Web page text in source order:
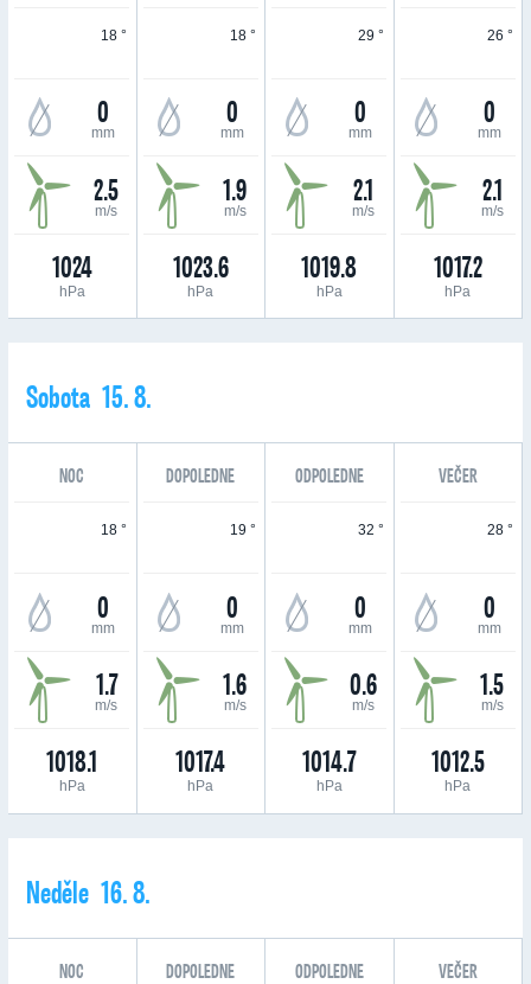
18 °
0
mm
2.5
m/s
1024
hPa
18 °
0
mm
1.9
m/s
1023.6
hPa
29 °
0
mm
2.1
m/s
1019.8
hPa
26 °
0
mm
2.1
m/s
1017.2
hPa
Sobota 15. 8.
NOC DOPOLEDNE ODPOLEDNE VEČER
18 °
0
mm
1.7
m/s
1018.1
hPa
19 °
0
mm
1.6
m/s
1017.4
hPa
32 °
0
mm
0.6
m/s
1014.7
hPa
28 °
0
mm
1.5
m/s
1012.5
hPa
Neděle 16. 8.
NOC DOPOLEDNE ODPOLEDNE VEČER